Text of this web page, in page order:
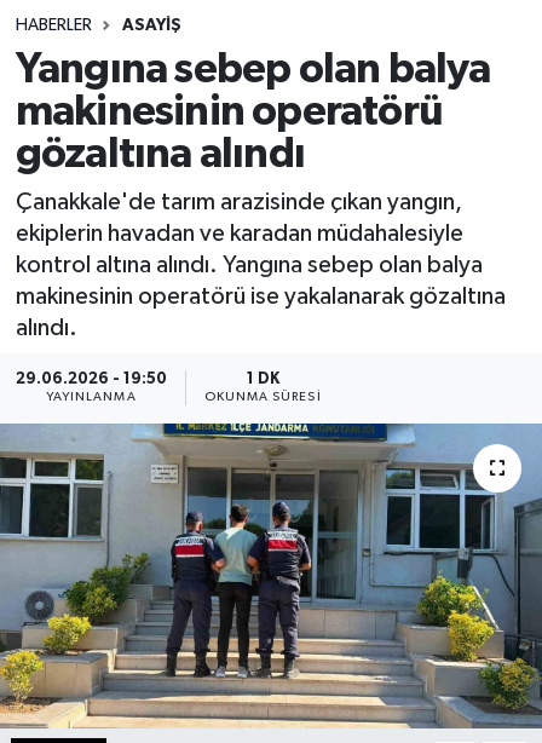
HABERLER ASAYIŞ
Yangına sebep olan balya
makinesinin operatörü
gözaltına alındı
Çanakkale'de tarım arazisinde çıkan yangın,
ekiplerin havadan ve karadan müdahalesiyle
kontrol altına alındı. Yangına sebep olan balya
makinesinin operatörü ise yakalanarak gözaltına
alındı.
29.06.2026 - 19:50
YAYINLANMA
1 DK
OKUNMA SÜRESI
Spor
Teknoloji
Yaşam